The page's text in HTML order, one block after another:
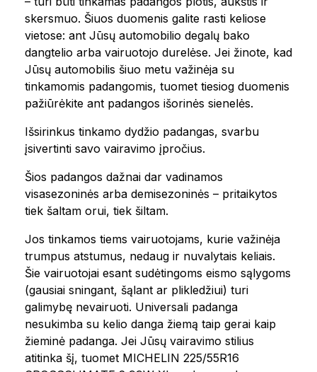
skersmuo. Šiuos duomenis galite rasti keliose
vietose: ant Jūsų automobilio degalų bako
dangtelio arba vairuotojo durelėse. Jei žinote, kad
Jūsų automobilis šiuo metu važinėja su
tinkamomis padangomis, tuomet tiesiog duomenis
pažiūrėkite ant padangos išorinės sienelės.
Išsirinkus tinkamo dydžio padangas, svarbu
įsivertinti savo vairavimo įpročius.
Šios padangos dažnai dar vadinamos
visasezoninės arba demisezoninės – pritaikytos
tiek šaltam orui, tiek šiltam.
Jos tinkamos tiems vairuotojams, kurie važinėja
trumpus atstumus, nedaug ir nuvalytais keliais.
Šie vairuotojai esant sudėtingoms eismo sąlygoms
(gausiai sningant, šąlant ar plikledžiui) turi
galimybę nevairuoti. Universali padanga
nesukimba su kelio danga žiemą taip gerai kaip
žieminė padanga. Jei Jūsų vairavimo stilius
atitinka šį, tuomet MICHELIN 225/55R16